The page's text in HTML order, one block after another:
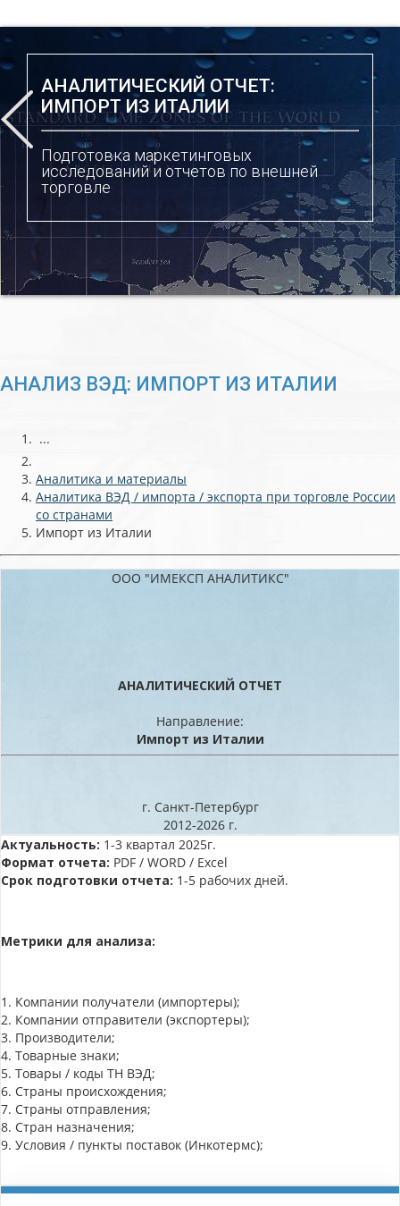
АНАЛИТИЧЕСКИЙ ОТЧЕТ:
ИМПОРТ ИЗ ИТАЛИИ
Подготовка маркетинговых
исследований и отчетов по внешней
торговле
АНАЛИЗ ВЭД: ИМПОРТ ИЗ ИТАЛИИ
...
Аналитика и материалы
Аналитика ВЭД / импорта / экспорта при торговле России
со странами
Импорт из Италии
ООО "ИМЕКСП АНАЛИТИКС"
АНАЛИТИЧЕСКИЙ ОТЧЕТ
Направление:
Импорт из Италии
г. Санкт-Петербург
2012-2026 г.
Актуальность: 1-3 квартал 2025г.
Формат отчета: PDF / WORD / Excel
Срок подготовки отчета: 1-5 рабочих дней.
Метрики для анализа:
1. Компании получатели (импортеры);
2. Компании отправители (экспортеры);
3. Производители;
4. Товарные знаки;
5. Товары / коды ТН ВЭД;
6. Страны происхождения;
7. Страны отправления;
8. Стран назначения;
9. Условия / пункты поставок (Инкотермс);